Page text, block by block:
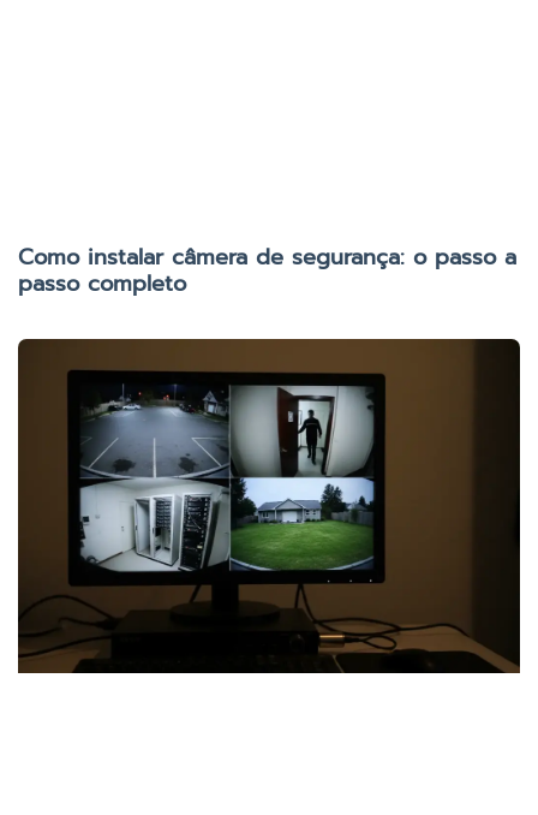
Como instalar câmera de segurança: o passo a
passo completo